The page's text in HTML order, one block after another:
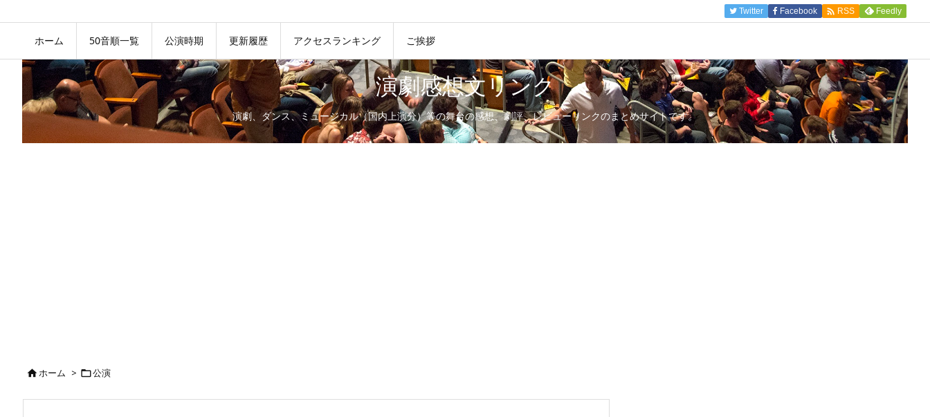
ホーム 50音順一覧 公演時期 更新履歴 アクセスランキング ご挨拶
Twitter Facebook  RSS Feedly
演劇感想文リンク
演劇、ダンス、ミュージカル（国内上演分）等の舞台の感想、劇評、レビューリンクのまとめサイトです。
ホーム > 公演